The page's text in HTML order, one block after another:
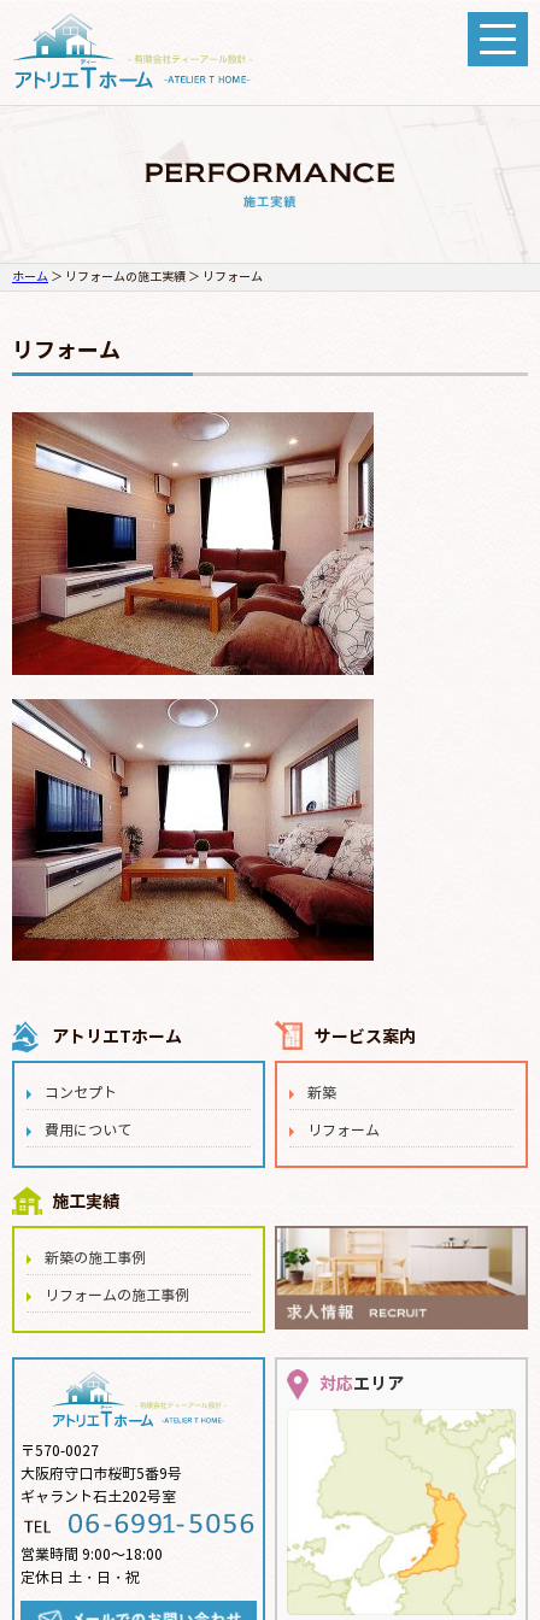
ホーム ＞ リフォームの施工実績 ＞ リフォーム
リフォーム
アトリエTホーム
コンセプト
費用について
サービス案内
新築
リフォーム
施工実績
新築の施工事例
リフォームの施工事例
〒570-0027
大阪府守口市桜町5番9号
ギャラント石土202号室
営業時間 9:00～18:00
定休日 土・日・祝
対応エリア